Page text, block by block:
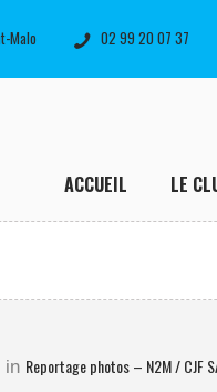
Malo 02 99 20 07 37
ACCUEIL LE
in Reportage photos – N2M / CJF